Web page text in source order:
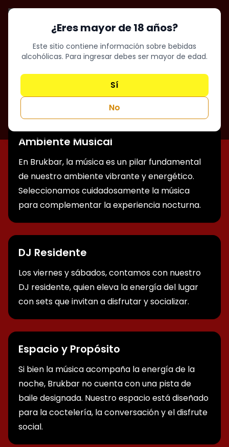
¿Eres mayor de 18 años?
Este sitio contiene información sobre bebidas
alcohólicas. Para ingresar debes ser mayor de edad.
Sí
No
¿Se puede bailar en
Brukbar?
Ambiente Musical
En Brukbar, la música es un pilar fundamental
de nuestro ambiente vibrante y energético.
Seleccionamos cuidadosamente la música
para complementar la experiencia nocturna.
DJ Residente
Los viernes y sábados, contamos con nuestro
DJ residente, quien eleva la energía del lugar
con sets que invitan a disfrutar y socializar.
Espacio y Propósito
Si bien la música acompaña la energía de la
noche, Brukbar no cuenta con una pista de
baile designada. Nuestro espacio está diseñado
para la coctelería, la conversación y el disfrute
social.